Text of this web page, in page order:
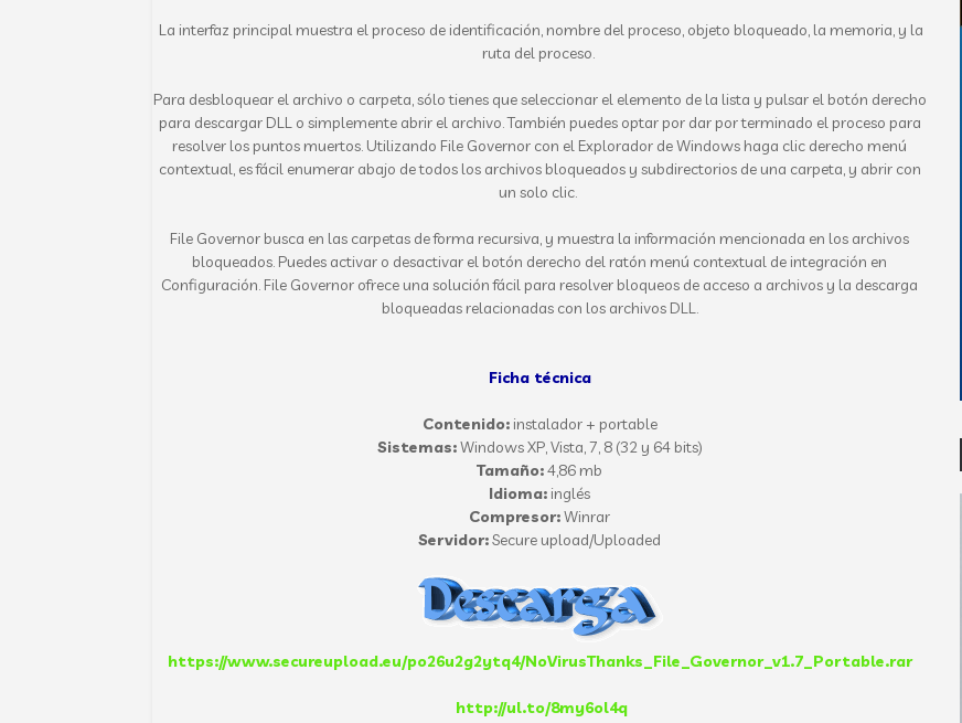
La interfaz principal muestra el proceso de identificación, nombre del proceso, objeto bloqueado, la memoria, y la
ruta del proceso.
Para desbloquear el archivo o carpeta, sólo tienes que seleccionar el elemento de la lista y pulsar el botón derecho
para descargar DLL o simplemente abrir el archivo. También puedes optar por dar por terminado el proceso para
resolver los puntos muertos. Utilizando File Governor con el Explorador de Windows haga clic derecho menú
contextual, es fácil enumerar abajo de todos los archivos bloqueados y subdirectorios de una carpeta, y abrir con
un solo clic.
File Governor busca en las carpetas de forma recursiva, y muestra la información mencionada en los archivos
bloqueados. Puedes activar o desactivar el botón derecho del ratón menú contextual de integración en
Configuración. File Governor ofrece una solución fácil para resolver bloqueos de acceso a archivos y la descarga
bloqueadas relacionadas con los archivos DLL.
Ficha técnica
Contenido:instalador + portable
Sistemas:Windows XP, Vista, 7, 8 (32 y 64 bits)
Tamaño:4,86 mb
Idioma: inglés
Compresor:Winrar
Servidor:Secure upload/Uploaded
https://www.secureupload.eu/po26u2g2ytq4/NoVirusThanks_File_Governor_v1.7_Portable.rar
http://ul.to/8my6ol4q